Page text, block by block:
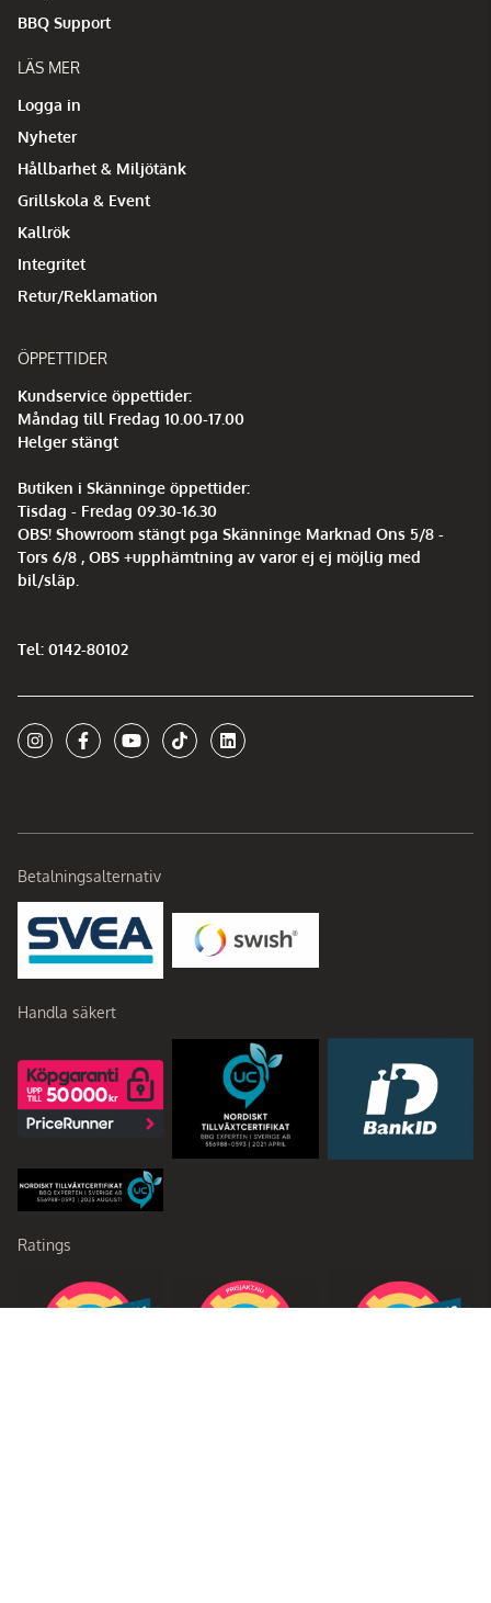
BBQ Support
LÄS MER
Logga in
Nyheter
Hållbarhet & Miljötänk
Grillskola & Event
Kallrök
Integritet
Retur/Reklamation
ÖPPETTIDER
Kundservice öppettider:
Måndag till Fredag 10.00-17.00
Helger stängt
Butiken i Skänninge öppettider:
Tisdag - Fredag 09.30-16.30
OBS! Showroom stängt pga Skänninge Marknad Ons 5/8 -
Tors 6/8 , OBS +upphämtning av varor ej ej möjlig med
bil/släp.
Tel: 0142-80102
Betalningsalternativ
Handla säkert
Ratings